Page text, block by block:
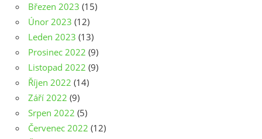
Březen 2023 (15)
Únor 2023 (12)
Leden 2023 (13)
Prosinec 2022 (9)
Listopad 2022 (9)
Říjen 2022 (14)
Září 2022 (9)
Srpen 2022 (5)
Červenec 2022 (12)